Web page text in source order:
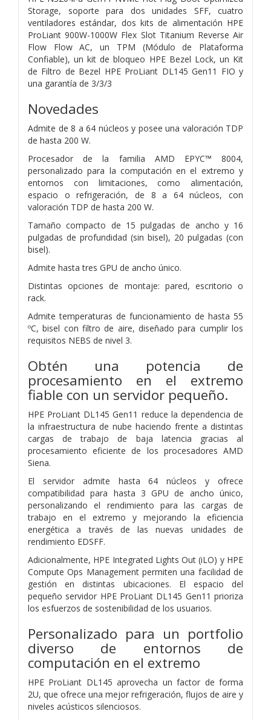
Storage, soporte para dos unidades SFF, cuatro
ventiladores estándar, dos kits de alimentación HPE
ProLiant 900W-1000W Flex Slot Titanium Reverse Air
Flow Flow AC, un TPM (Módulo de Plataforma
Confiable), un kit de bloqueo HPE Bezel Lock, un Kit
de Filtro de Bezel HPE ProLiant DL145 Gen11 FIO y
una garantía de 3/3/3
Novedades
Admite de 8 a 64 núcleos y posee una valoración TDP
de hasta 200 W.
Procesador de la familia AMD EPYC™ 8004,
personalizado para la computación en el extremo y
entornos con limitaciones, como alimentación,
espacio o refrigeración, de 8 a 64 núcleos, con
valoración TDP de hasta 200 W.
Tamaño compacto de 15 pulgadas de ancho y 16
pulgadas de profundidad (sin bisel), 20 pulgadas (con
bisel).
Admite hasta tres GPU de ancho único.
Distintas opciones de montaje: pared, escritorio o
rack.
Admite temperaturas de funcionamiento de hasta 55
ºC, bisel con filtro de aire, diseñado para cumplir los
requisitos NEBS de nivel 3.
Obtén una potencia de
procesamiento en el extremo
fiable con un servidor pequeño.
HPE ProLiant DL145 Gen11 reduce la dependencia de
la infraestructura de nube haciendo frente a distintas
cargas de trabajo de baja latencia gracias al
procesamiento eficiente de los procesadores AMD
Siena.
El servidor admite hasta 64 núcleos y ofrece
compatibilidad para hasta 3 GPU de ancho único,
personalizando el rendimiento para las cargas de
trabajo en el extremo y mejorando la eficiencia
energética a través de las nuevas unidades de
rendimiento EDSFF.
Adicionalmente, HPE Integrated Lights Out (iLO) y HPE
Compute Ops Management permiten una facilidad de
gestión en distintas ubicaciones. El espacio del
pequeño servidor HPE ProLiant DL145 Gen11 prioriza
los esfuerzos de sostenibilidad de los usuarios.
Personalizado para un portfolio
diverso de entornos de
computación en el extremo
HPE ProLiant DL145 aprovecha un factor de forma
2U, que ofrece una mejor refrigeración, flujos de aire y
niveles acústicos silenciosos.